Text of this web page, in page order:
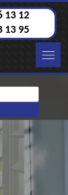
13 12
13 95